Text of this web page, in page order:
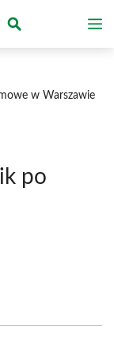
w Warszawie
po